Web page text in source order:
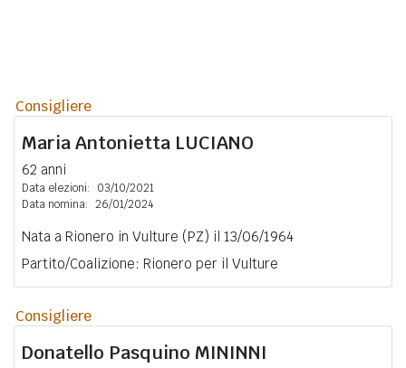
Consigliere
Maria Antonietta LUCIANO
62 anni
Data elezioni:
03/10/2021
Data nomina: 26/01/2024
Nata a Rionero in Vulture (PZ) il 13/06/1964
Partito/Coalizione: Rionero per il Vulture
Consigliere
Donatello Pasquino MININNI